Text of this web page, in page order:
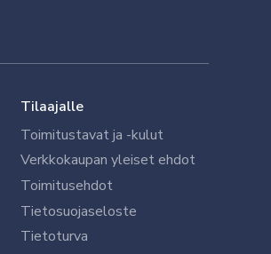
Tilaajalle
Toimitustavat ja -kulut
Verkkokaupan yleiset ehdot
Toimitusehdot
Tietosuojaseloste
Tietoturva